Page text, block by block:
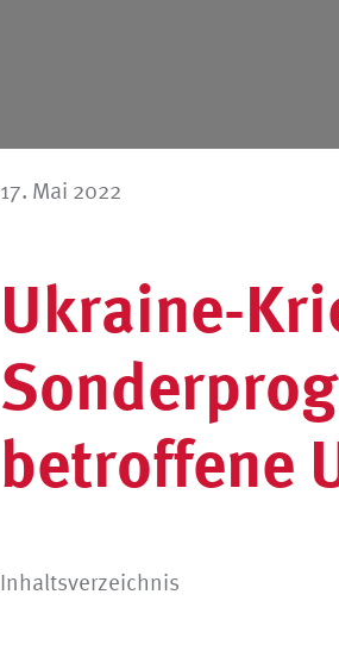
17. Mai 2022
Ukraine-
betroffene
Inhaltsverzeichnis